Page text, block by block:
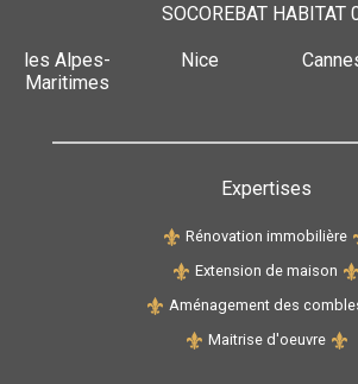
SOCOREBAT HABITAT
les Alpes-
Maritimes
Nice
Expertises
Rénovation immobilière
Extension de maison
Aménagement des
Maitrise d'oeuvre